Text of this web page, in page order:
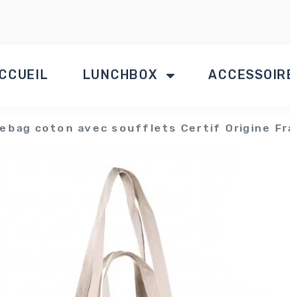
LUNCHBOX
coton avec soufflets Certif Origine